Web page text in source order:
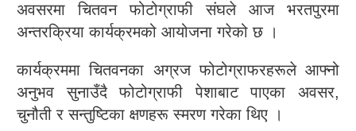
अवसरमा चितवन फोटोग्राफी संघले आज भरतपुरमा
अन्तरक्रिया कार्यक्रमको आयोजना गरेको छ ।
कार्यक्रममा चितवनका अग्रज फोटोग्राफरहरूले आफ्नो
अनुभव सुनाउँदै फोटोग्राफी पेशाबाट पाएका अवसर,
चुनौती र सन्तुष्टिका क्षणहरू स्मरण गरेका थिए ।